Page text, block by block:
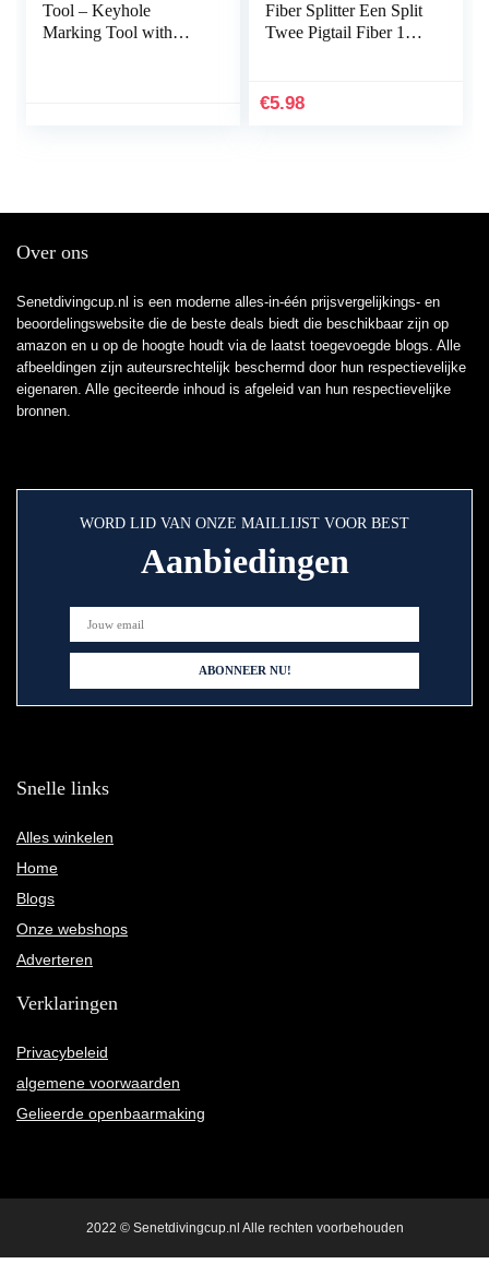
Tool – Keyhole
Marking Tool with
Fiber Splitter Een Split
Twee Pigtail Fiber 1×2
Zwart 1Pc
€5.98
Over ons
Senetdivingcup.nl is een moderne alles-in-één prijsvergelijkings- en
beoordelingswebsite die de beste deals biedt die beschikbaar zijn op
amazon en u op de hoogte houdt via de laatst toegevoegde blogs. Alle
afbeeldingen zijn auteursrechtelijk beschermd door hun respectievelijke
eigenaren. Alle geciteerde inhoud is afgeleid van hun respectievelijke
bronnen.
WORD LID VAN ONZE MAILLIJST VOOR BEST
Aanbiedingen
Snelle links
Alles winkelen
Home
Blogs
Onze webshops
Adverteren
Verklaringen
Privacybeleid
algemene voorwaarden
Gelieerde openbaarmaking
2022 © Senetdivingcup.nl Alle rechten voorbehouden